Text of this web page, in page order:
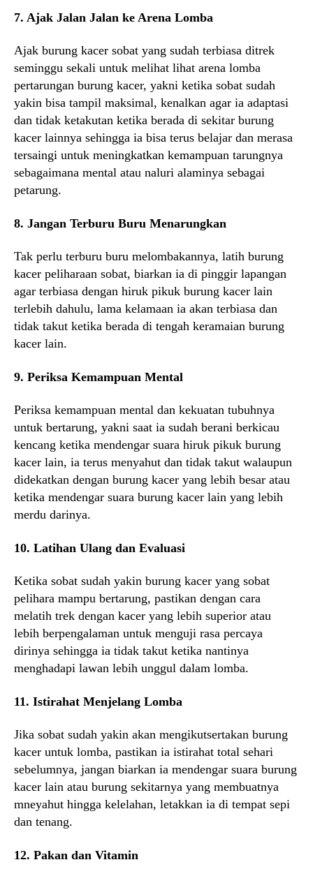
7. Ajak Jalan Jalan ke Arena Lomba
Ajak burung kacer sobat yang sudah terbiasa ditrek
seminggu sekali untuk melihat lihat arena lomba
pertarungan burung kacer, yakni ketika sobat sudah
yakin bisa tampil maksimal, kenalkan agar ia adaptasi
dan tidak ketakutan ketika berada di sekitar burung
kacer lainnya sehingga ia bisa terus belajar dan merasa
tersaingi untuk meningkatkan kemampuan tarungnya
sebagaimana mental atau naluri alaminya sebagai
petarung.
8. Jangan Terburu Buru Menarungkan
Tak perlu terburu buru melombakannya, latih burung
kacer peliharaan sobat, biarkan ia di pinggir lapangan
agar terbiasa dengan hiruk pikuk burung kacer lain
terlebih dahulu, lama kelamaan ia akan terbiasa dan
tidak takut ketika berada di tengah keramaian burung
kacer lain.
9. Periksa Kemampuan Mental
Periksa kemampuan mental dan kekuatan tubuhnya
untuk bertarung, yakni saat ia sudah berani berkicau
kencang ketika mendengar suara hiruk pikuk burung
kacer lain, ia terus menyahut dan tidak takut walaupun
didekatkan dengan burung kacer yang lebih besar atau
ketika mendengar suara burung kacer lain yang lebih
merdu darinya.
10. Latihan Ulang dan Evaluasi
Ketika sobat sudah yakin burung kacer yang sobat
pelihara mampu bertarung, pastikan dengan cara
melatih trek dengan kacer yang lebih superior atau
lebih berpengalaman untuk menguji rasa percaya
dirinya sehingga ia tidak takut ketika nantinya
menghadapi lawan lebih unggul dalam lomba.
11. Istirahat Menjelang Lomba
Jika sobat sudah yakin akan mengikutsertakan burung
kacer untuk lomba, pastikan ia istirahat total sehari
sebelumnya, jangan biarkan ia mendengar suara burung
kacer lain atau burung sekitarnya yang membuatnya
mneyahut hingga kelelahan, letakkan ia di tempat sepi
dan tenang.
12. Pakan dan Vitamin